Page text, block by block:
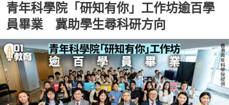
青年科學院「研知有你」工作坊逾百學
員畢業 冀助學生尋科研方向